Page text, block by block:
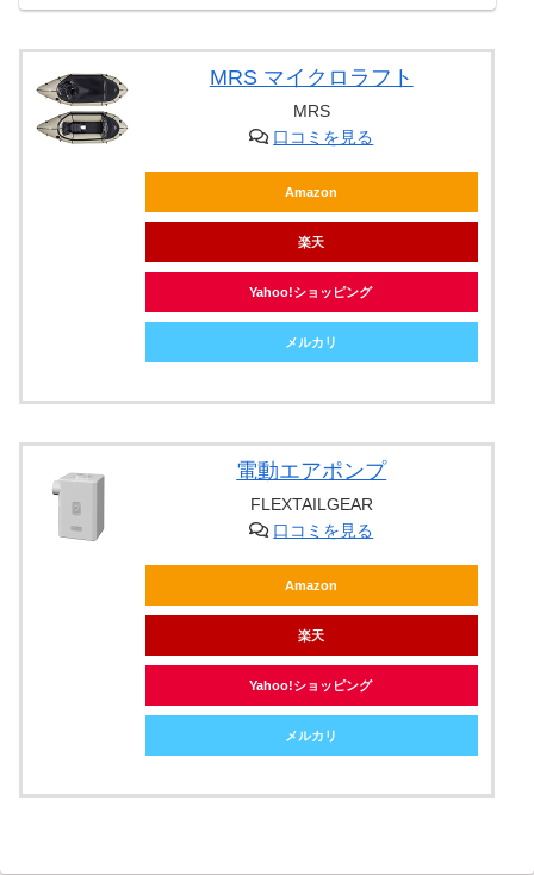
MRS マイクロラフト
MRS
口コミを見る
Amazon
楽天
Yahoo!ショッピング
メルカリ
電動エアポンプ
FLEXTAILGEAR
口コミを見る
Amazon
楽天
Yahoo!ショッピング
メルカリ